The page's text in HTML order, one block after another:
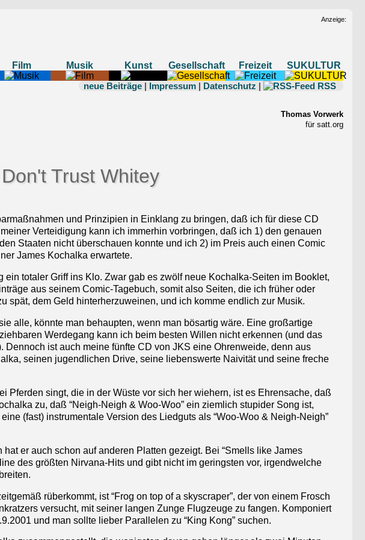
Anzeige:
Film Musik Kunst Gesellschaft Freizeit
SUKULTUR
neue Beiträge | Impressum | Datenschutz | RSS
Thomas Vorwerk
für satt.org
Don't Trust Whitey
und Prinzipien in Einklang zu bringen, daß ich für diese CD
Verteidigung kann ich immerhin vorbringen, daß ich 1) den genauen
Staaten nicht überschauen konnte und ich 2) im Preis auch einen Comic
James Kochalka erwartete.
ein totaler Griff ins Klo. Zwar gab es zwölf neue Kochalka-Seiten im Booklet,
aus seinem Comic-Tagebuch, somit also Seiten, die ich früher oder
spät, dem Geld hinterherzuweinen, und ich komme endlich zur Musik.
alle, könnte man behaupten, wenn man bösartig wäre. Eine großartige
Werdegang kann ich beim besten Willen nicht erkennen (und das
Dennoch ist auch meine fünfte CD von JKS eine Ohrenweide, denn aus
seinen jugendlichen Drive, seine liebenswerte Naivität und seine freche
Pferden singt, die in der Wüste vor sich her wiehern, ist es Ehrensache, daß
zu, daß “Neigh-Neigh & Woo-Woo” ein ziemlich stupider Song ist,
(fast) instrumentale Version des Liedguts als “Woo-Woo & Neigh-Neigh”
er auch schon auf anderen Platten gezeigt. Bei “Smells like James
des größten Nirvana-Hits und gibt nicht im geringsten vor, irgendwelche
rüberkommt, ist “Frog on top of a skyscraper”, der von einem Frosch
versucht, mit seiner langen Zunge Flugzeuge zu fangen. Komponiert
und man sollte lieber Parallelen zu “King Kong” suchen.